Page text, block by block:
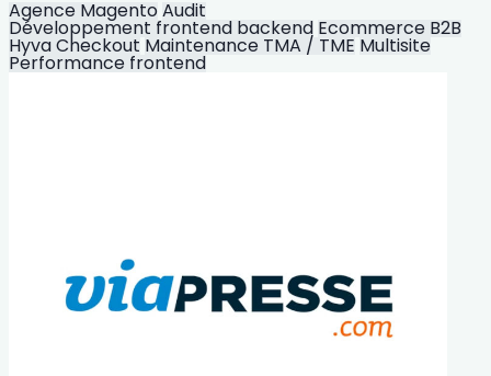
Agence MagentoAudit
Développement frontend backend Ecommerce B2B
Hyva Checkout Maintenance TMA / TME Multisite
Performance frontend